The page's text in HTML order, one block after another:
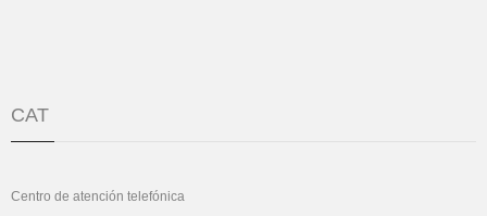
CAT
Centro de atención telefónica